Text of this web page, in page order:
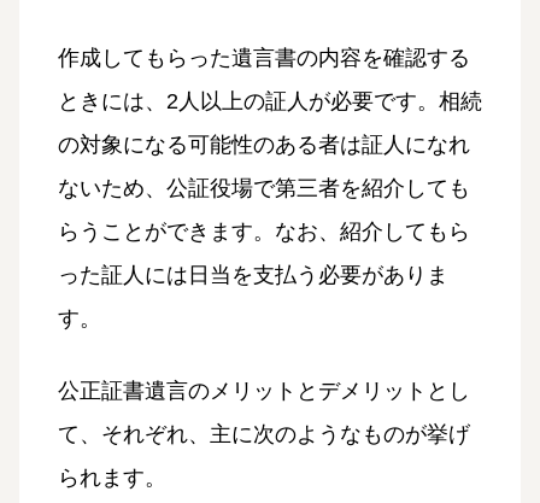
作成してもらった遺言書の内容を確認する
ときには、2人以上の証人が必要です。相続
の対象になる可能性のある者は証人になれ
ないため、公証役場で第三者を紹介しても
らうことができます。なお、紹介してもら
った証人には日当を支払う必要がありま
す。
公正証書遺言のメリットとデメリットとし
て、それぞれ、主に次のようなものが挙げ
られます。